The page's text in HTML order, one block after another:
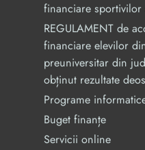
financiare
REGULAMENT de
financiare elevilor
preuniversitar din
obținut rezultate
Programe
Buget finanțe
Servicii online